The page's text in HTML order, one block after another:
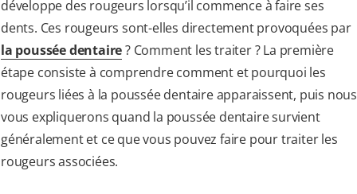
développe des rougeurs lorsqu’il commence à faire ses
dents. Ces rougeurs sont-elles directement provoquées par
la poussée dentaire? Comment les traiter ? La première
étape consiste à comprendre comment et pourquoi les
rougeurs liées à la poussée dentaire apparaissent, puis nous
vous expliquerons quand la poussée dentaire survient
généralement et ce que vous pouvez faire pour traiter les
rougeurs associées.